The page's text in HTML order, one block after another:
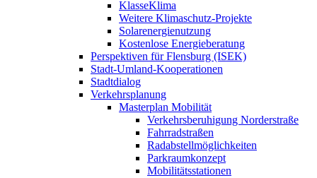
KlasseKlima
Weitere Klimaschutz-Projekte
Solarenergienutzung
Kostenlose Energieberatung
Perspektiven für Flensburg (ISEK)
Stadt-Umland-Kooperationen
Stadtdialog
Verkehrsplanung
Masterplan Mobilität
Verkehrsberuhigung Norderstraße
Fahrradstraßen
Radabstellmöglichkeiten
Parkraumkonzept
Mobilitätsstationen